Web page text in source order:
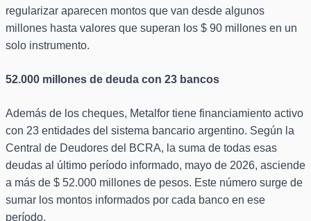
regularizar aparecen montos que van desde algunos
millones hasta valores que superan los $ 90 millones en un
solo instrumento.
52.000 millones de deuda con 23 bancos
Además de los cheques, Metalfor tiene financiamiento activo
con 23 entidades del sistema bancario argentino. Según la
Central de Deudores del BCRA, la suma de todas esas
deudas al último período informado, mayo de 2026, asciende
a más de $ 52.000 millones de pesos. Este número surge de
sumar los montos informados por cada banco en ese
período.